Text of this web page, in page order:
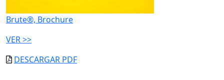
Brute®, Brochure
VER >>
DESCARGAR PDF